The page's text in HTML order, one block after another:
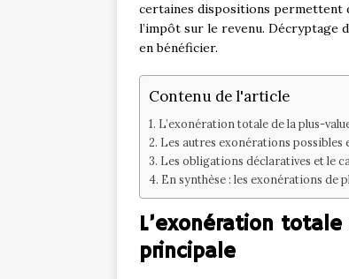
certaines dispositions permettent
l’impôt sur le revenu. Décryptage
en bénéficier.
Contenu de l'article
L’exonération totale de la plus-
Les autres exonérations
Les obligations déclaratives et le
En synthèse : les exonérations de
L’exonération
principale